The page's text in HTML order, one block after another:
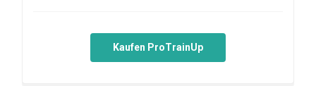
Kaufen ProTrainUp